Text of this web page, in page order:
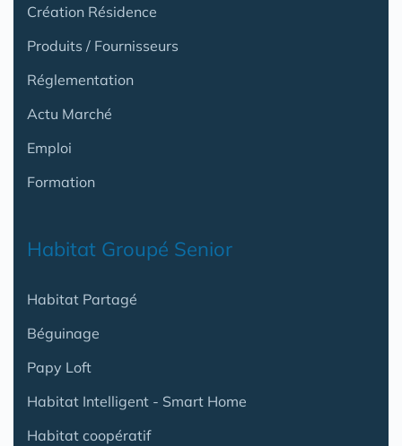
Création Résidence
Produits / Fournisseurs
Réglementation
Actu Marché
Emploi
Formation
Habitat Groupé Senior
Habitat Partagé
Béguinage
Papy Loft
Habitat Intelligent - Smart Home
Habitat coopératif